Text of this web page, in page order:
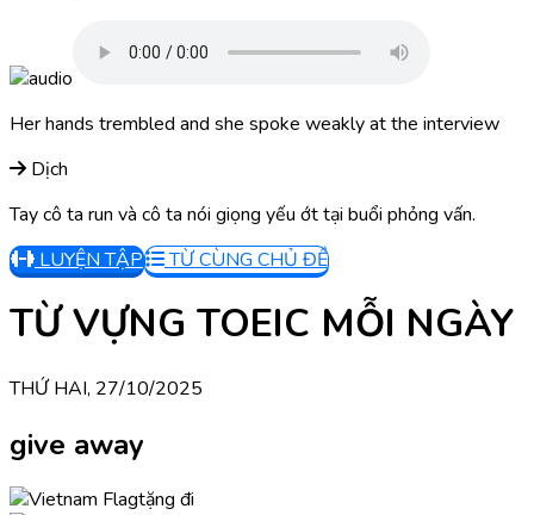
Her hands trembled and she spoke weakly at the interview
Dịch
Tay cô ta run và cô ta nói giọng yếu ớt tại buổi phỏng vấn.
LUYỆN TẬP
TỪ CÙNG CHỦ ĐỀ
TỪ VỰNG TOEIC MỖI NGÀY
THỨ HAI, 27/10/2025
give away
tặng đi